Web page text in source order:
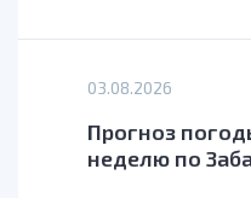
преимущественно
ливни, грозы.
Температура
03.08.2026
Прогноз
неделю по